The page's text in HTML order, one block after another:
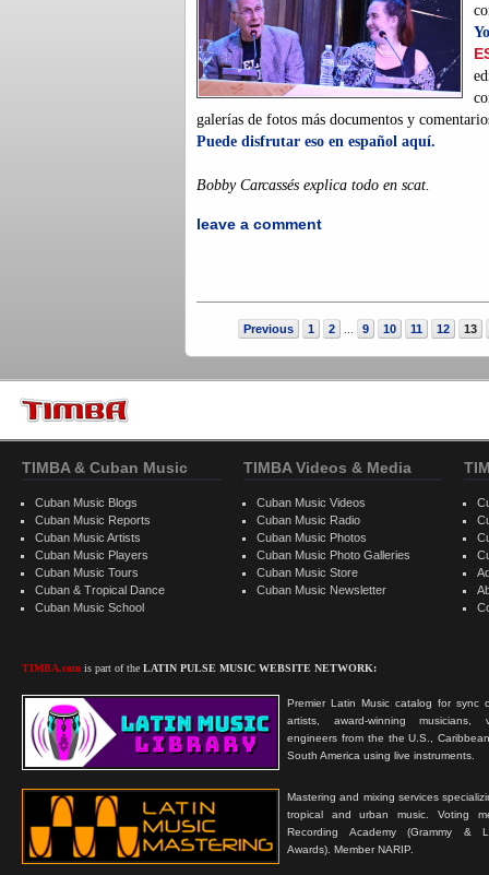
galerías de fotos más documentos y
Puede disfrutar eso en español aquí.
Bobby Carcassés explica todo en scat.
leave a comment
Previous 1 2 ... 9 10 11 12 13
TIMBA & Cuban Music
Cuban Music Blogs
Cuban Music Reports
Cuban Music Artists
Cuban Music Players
Cuban Music Tours
Cuban & Tropical Dance
Cuban Music School
TIMBA.com is part of the LATIN PULSE MUSIC WEBSITE NETWORK:
Premier Latin Music catalog for sync
artists, award-winning musicians,
engineers from the the U.S.,
South America using live instruments.
Mastering and mixing services
tropical and urban music. Voting
Recording Academy (Grammy &
Awards). Member NARIP.
TIMBA Videos & Media
Cuban Music Videos
Cuban Music Radio
Cuban Music Photos
Cuban Music Photo Galleries
Cuban Music Store
Cuban Music Newsletter